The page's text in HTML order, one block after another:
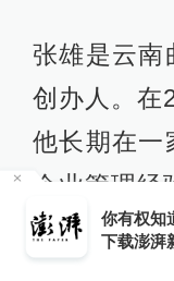
张雄是云南
创办人。在
他长期在一
企业管理
组织各地经
你有权知
下载澎湃